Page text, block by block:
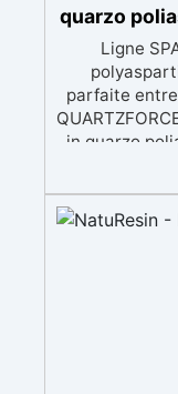
quarzo
Ligne
parfaite
in quarzo
di ResinPro,
purezza e